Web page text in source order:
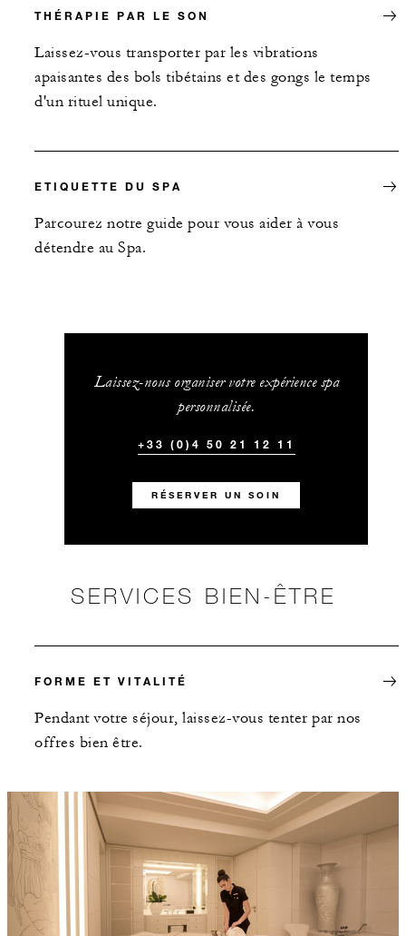
THÉRAPIE PAR LE SON
Laissez-vous transporter par les vibrations
apaisantes des bols tibétains et des gongs le temps
d'un rituel unique.
ETIQUETTE DU SPA
Parcourez notre guide pour vous aider à vous
détendre au Spa.
Laissez-nous organiser votre expérience spa
personnalisée.
+33 (0)4 50 21 12 11
RÉSERVER UN SOIN
SERVICES BIEN-ÊTRE
FORME ET VITALITÉ
Pendant votre séjour, laissez-vous tenter par nos
offres bien être.